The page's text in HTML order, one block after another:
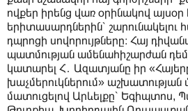
ովքեր իրենց վառ օրինակով այսօր
երիտասարդներին՝
դպրոցի սովորույթները։ Հայ
պատմության ամենահիշարժան
կատարել Հ․ Ազատյանը իր
խաչմերուկներում» աշխատության
մատուցելով Արևելքը՝ Եգիպտոս,